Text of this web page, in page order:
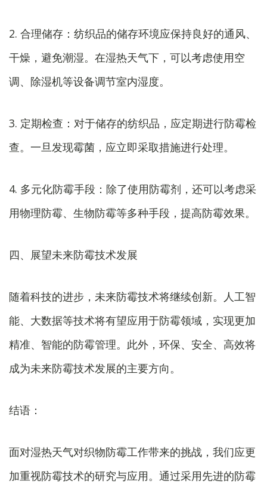
2. 合理储存：纺织品的储存环境应保持良好的通风、
干燥，避免潮湿。在湿热天气下，可以考虑使用空
调、除湿机等设备调节室内湿度。
3. 定期检查：对于储存的纺织品，应定期进行防霉检
查。一旦发现霉菌，应立即采取措施进行处理。
4. 多元化防霉手段：除了使用防霉剂，还可以考虑采
用物理防霉、生物防霉等多种手段，提高防霉效果。
四、展望未来防霉技术发展
随着科技的进步，未来防霉技术将继续创新。人工智
能、大数据等技术将有望应用于防霉领域，实现更加
精准、智能的防霉管理。此外，环保、安全、高效将
成为未来防霉技术发展的主要方向。
结语：
面对湿热天气对织物防霉工作带来的挑战，我们应更
加重视防霉技术的研究与应用。通过采用先进的防霉